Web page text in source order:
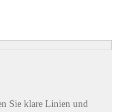
Sie klare Linien und